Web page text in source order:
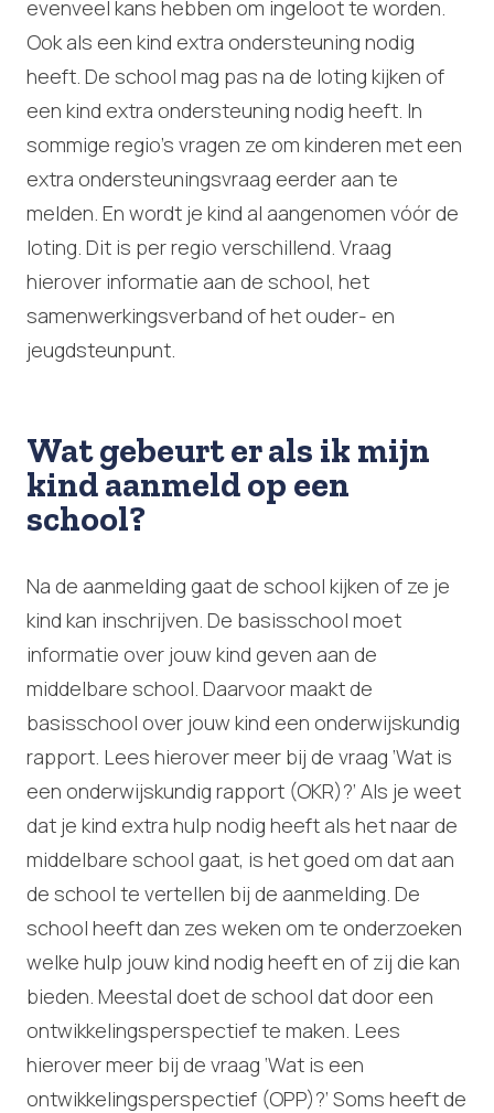
evenveel kans hebben om ingeloot te worden.
Ook als een kind extra ondersteuning nodig
heeft. De school mag pas na de loting kijken of
een kind extra ondersteuning nodig heeft. In
sommige regio’s vragen ze om kinderen met een
extra ondersteuningsvraag eerder aan te
melden. En wordt je kind al aangenomen vóór de
loting. Dit is per regio verschillend. Vraag
hierover informatie aan de school, het
samenwerkingsverband of het ouder- en
jeugdsteunpunt.
Wat gebeurt er als ik mijn
kind aanmeld op een
school?
Na de aanmelding gaat de school kijken of ze je
kind kan inschrijven. De basisschool moet
informatie over jouw kind geven aan de
middelbare school. Daarvoor maakt de
basisschool over jouw kind een onderwijskundig
rapport. Lees hierover meer bij de vraag ‘Wat is
een onderwijskundig rapport (OKR)?’ Als je weet
dat je kind extra hulp nodig heeft als het naar de
middelbare school gaat, is het goed om dat aan
de school te vertellen bij de aanmelding. De
school heeft dan zes weken om te onderzoeken
welke hulp jouw kind nodig heeft en of zij die kan
bieden. Meestal doet de school dat door een
ontwikkelingsperspectief te maken. Lees
hierover meer bij de vraag ‘Wat is een
ontwikkelingsperspectief (OPP)?’ Soms heeft de